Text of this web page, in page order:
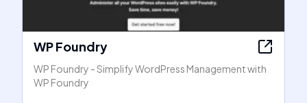
WP Foundry
WP Foundry - Simplify WordPress Management with
WP Foundry